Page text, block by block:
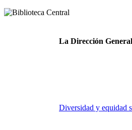
La Dirección
Diversidad y equidad